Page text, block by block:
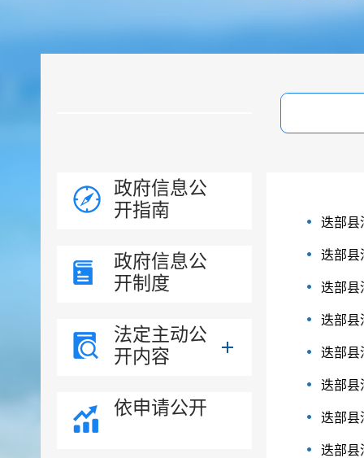
政府信息公
开指南
政府信息公
开制度
法定主动公
开内容
依申请公开
迭部县
迭部县
迭部县
迭部县
迭部县
迭部县
迭部县
迭部县